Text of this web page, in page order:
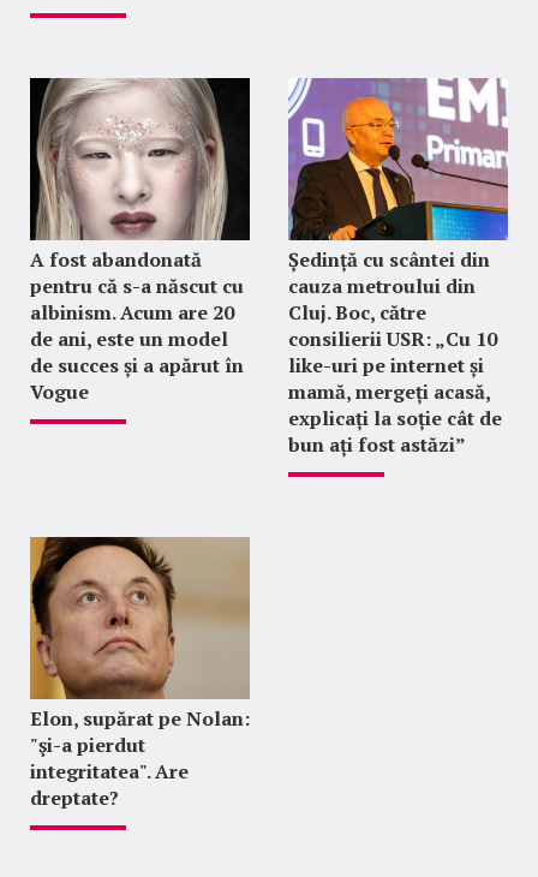
A fost abandonată
pentru că s-a născut cu
albinism. Acum are 20
de ani, este un model
de succes și a apărut în
Vogue
Ședință cu scântei din
cauza metroului din
Cluj. Boc, către
consilierii USR: „Cu 10
like-uri pe internet și
mamă, mergeți acasă,
explicați la soție cât de
bun ați fost astăzi”
Elon, supărat pe Nolan:
"şi-a pierdut
integritatea". Are
dreptate?